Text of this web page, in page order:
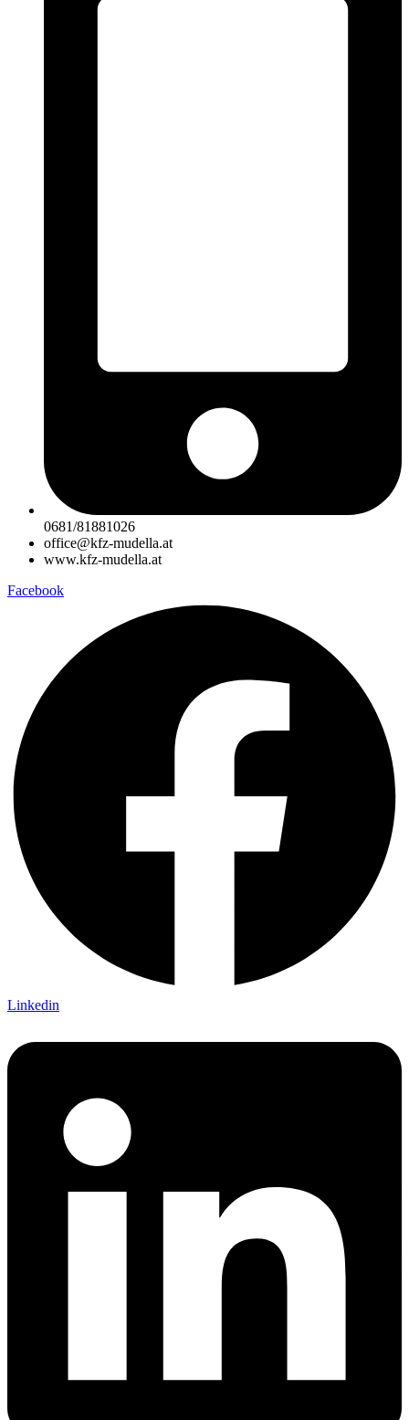
0681/81881026
office@kfz-mudella.at
www.kfz-mudella.at
Facebook
Linkedin